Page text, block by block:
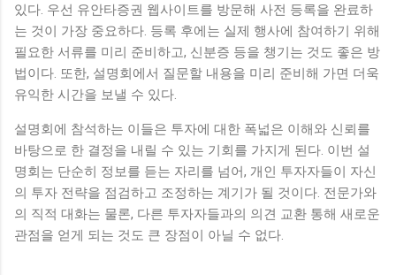
있다. 우선 유안타증권 웹사이트를 방문해 사전 등록을 완료하
는 것이 가장 중요하다. 등록 후에는 실제 행사에 참여하기 위해
필요한 서류를 미리 준비하고, 신분증 등을 챙기는 것도 좋은 방
법이다. 또한, 설명회에서 질문할 내용을 미리 준비해 가면 더욱
유익한 시간을 보낼 수 있다.
설명회에 참석하는 이들은 투자에 대한 폭넓은 이해와 신뢰를
바탕으로 한 결정을 내릴 수 있는 기회를 가지게 된다. 이번 설
명회는 단순히 정보를 듣는 자리를 넘어, 개인 투자자들이 자신
의 투자 전략을 점검하고 조정하는 계기가 될 것이다. 전문가와
의 직적 대화는 물론, 다른 투자자들과의 의견 교환 통해 새로운
관점을 얻게 되는 것도 큰 장점이 아닐 수 없다.